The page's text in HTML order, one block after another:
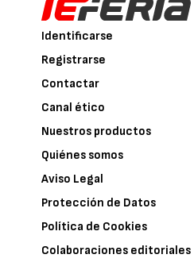
Identificarse
Registrarse
Contactar
Canal ético
Nuestros productos
Quiénes somos
Aviso Legal
Protección de Datos
Política de Cookies
Colaboraciones editoriales